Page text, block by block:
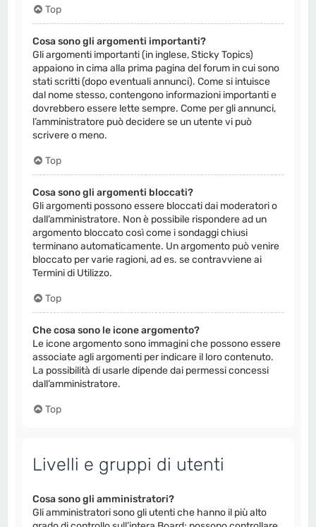
Top
Cosa sono gli argomenti importanti?
Gli argomenti importanti (in inglese, Sticky Topics)
appaiono in cima alla prima pagina del forum in cui sono
stati scritti (dopo eventuali annunci). Come si intuisce
dal nome stesso, contengono informazioni importanti e
dovrebbero essere lette sempre. Come per gli annunci,
l’amministratore può decidere se un utente vi può
scrivere o meno.
Top
Cosa sono gli argomenti bloccati?
Gli argomenti possono essere bloccati dai moderatori o
dall’amministratore. Non è possibile rispondere ad un
argomento bloccato così come i sondaggi chiusi
terminano automaticamente. Un argomento può venire
bloccato per varie ragioni, ad es. se contravviene ai
Termini di Utilizzo.
Top
Che cosa sono le icone argomento?
Le icone argomento sono immagini che possono essere
associate agli argomenti per indicare il loro contenuto.
La possibilità di usarle dipende dai permessi concessi
dall’amministratore.
Top
Livelli e gruppi di utenti
Cosa sono gli amministratori?
Gli amministratori sono gli utenti che hanno il più alto